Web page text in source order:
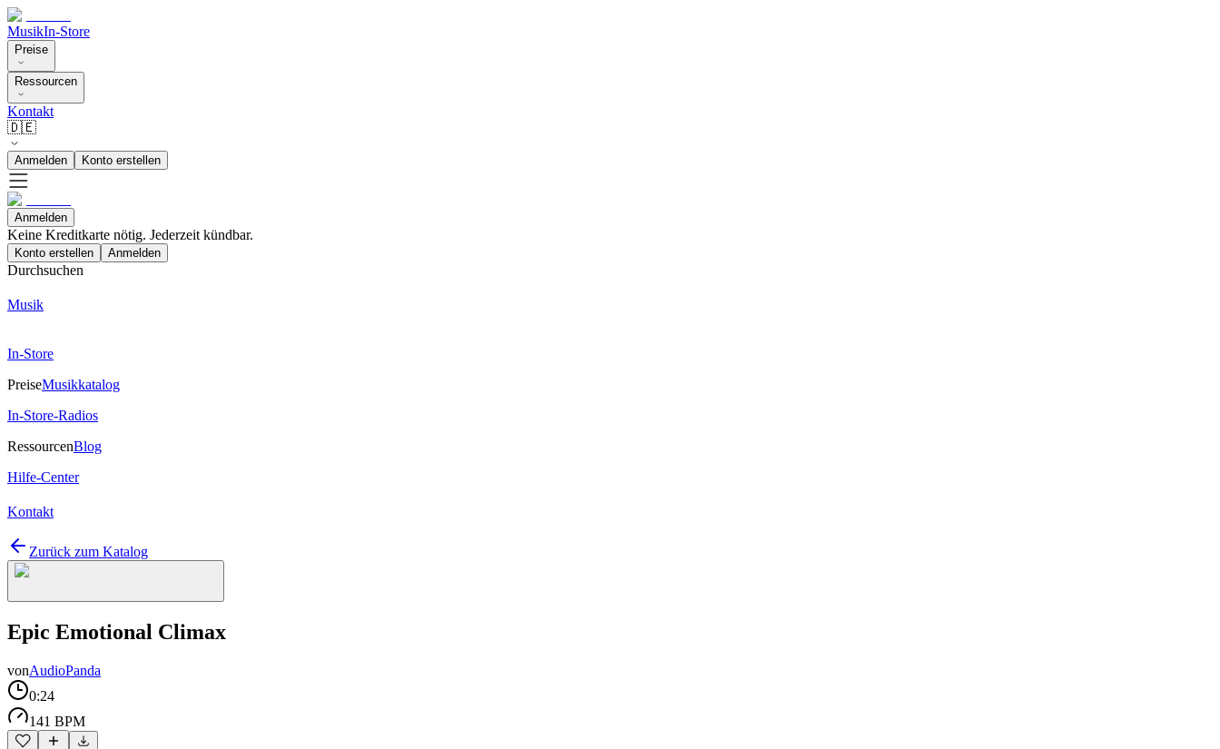
MusikIn-Store
Preise
Ressourcen
Kontakt
🇩🇪
Anmelden Konto erstellen
Anmelden
Keine Kreditkarte nötig. Jederzeit kündbar.
Konto erstellen Anmelden
Durchsuchen
Musik
In-Store
PreiseMusikkatalog
In-Store-Radios
RessourcenBlog
Hilfe-Center
Kontakt
Zurück zum Katalog
Epic Emotional Climax
vonAudioPanda
0:24
141 BPM